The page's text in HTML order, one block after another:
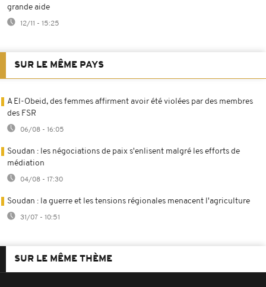
grande aide
12/11 - 15:25
SUR LE MÊME PAYS
A El-Obeid, des femmes affirment avoir été violées par des membres
des FSR
06/08 - 16:05
Soudan : les négociations de paix s'enlisent malgré les efforts de
médiation
04/08 - 17:30
Soudan : la guerre et les tensions régionales menacent l'agriculture
31/07 - 10:51
SUR LE MÊME THÈME